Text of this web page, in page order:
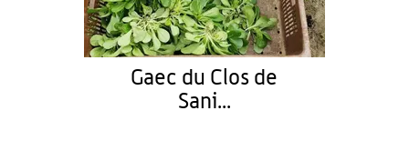
Gaec du Clos de
Sani...